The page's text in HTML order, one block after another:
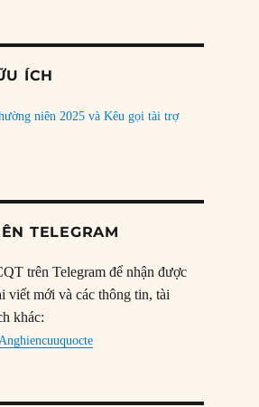
ÍCH
niên 2025 và Kêu gọi tài trợ
TELEGRAM
trên Telegram để nhận được
viết mới và các thông tin, tài
khác: